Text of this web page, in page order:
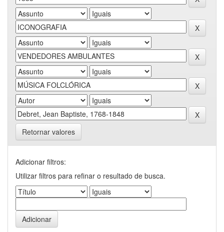
Retornar valores
Adicionar filtros:
Utilizar filtros para refinar o resultado de busca.